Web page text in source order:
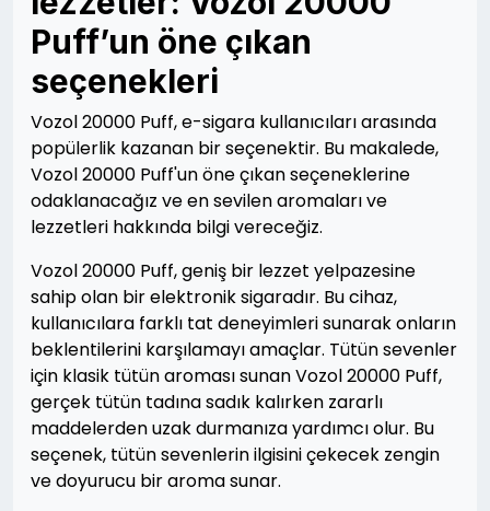
Puff’un öne çıkan
seçenekleri
Vozol 20000 Puff, e-sigara kullanıcıları arasında
popülerlik kazanan bir seçenektir. Bu makalede,
Vozol 20000 Puff'un öne çıkan seçeneklerine
odaklanacağız ve en sevilen aromaları ve
lezzetleri hakkında bilgi vereceğiz.
Vozol 20000 Puff, geniş bir lezzet yelpazesine
sahip olan bir elektronik sigaradır. Bu cihaz,
kullanıcılara farklı tat deneyimleri sunarak onların
beklentilerini karşılamayı amaçlar. Tütün sevenler
için klasik tütün aroması sunan Vozol 20000 Puff,
gerçek tütün tadına sadık kalırken zararlı
maddelerden uzak durmanıza yardımcı olur. Bu
seçenek, tütün sevenlerin ilgisini çekecek zengin
ve doyurucu bir aroma sunar.